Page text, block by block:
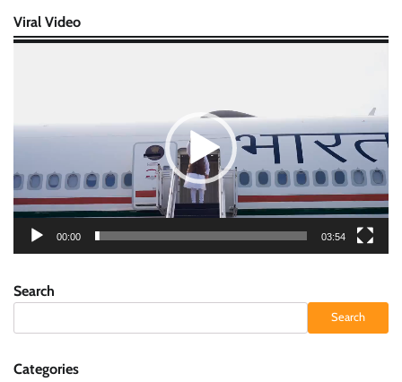
Viral Video
00:00 03:54
Search
Search
Categories